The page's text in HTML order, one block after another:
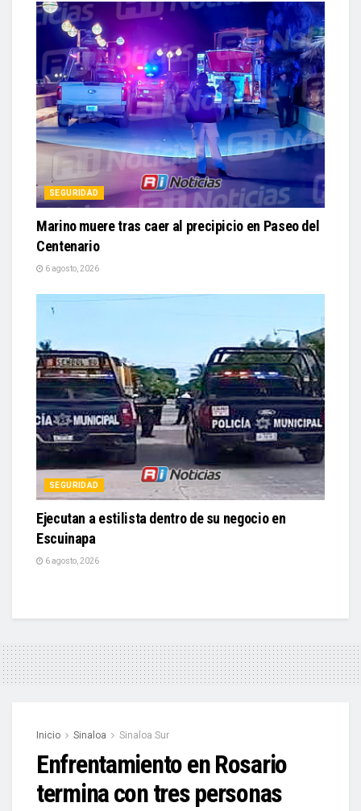
SEGURIDAD
Marino muere tras caer al precipicio en Paseo del
Centenario
6 agosto, 2026
SEGURIDAD
Ejecutan a estilista dentro de su negocio en
Escuinapa
6 agosto, 2026
Inicio Sinaloa Sinaloa Sur
Enfrentamiento en Rosario
termina con tres personas